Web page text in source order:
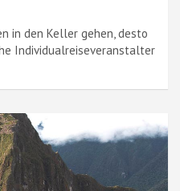
in den Keller gehen, desto
Individualreiseveranstalter